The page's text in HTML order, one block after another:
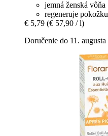
jemná ženská vôňa
regeneruje pokožku
€ 5,79 (€ 57,90 / l)
Doručenie do 11. augusta